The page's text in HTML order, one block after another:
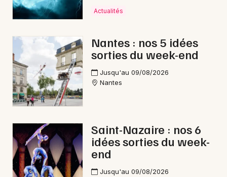
Actualités
Nantes : nos 5 idées
sorties du week-end
Jusqu'au 09/08/2026
Nantes
Saint-Nazaire : nos 6
idées sorties du week-
end
Jusqu'au 09/08/2026